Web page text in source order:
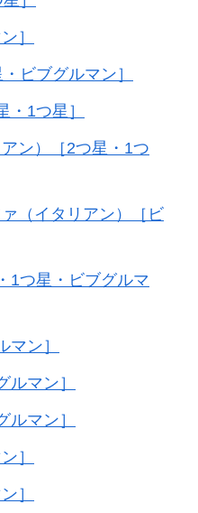
］
ビブグルマン］
・1つ星］
ン）［2つ星・1つ
（イタリアン）［ビ
1つ星・ビブグルマ
ン］
ルマン］
ルマン］
］
］